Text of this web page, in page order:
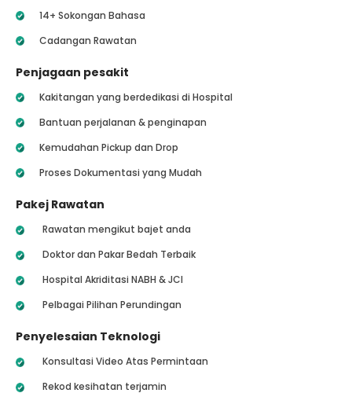
14+ Sokongan Bahasa
Cadangan Rawatan
Penjagaan pesakit
Kakitangan yang berdedikasi di Hospital
Bantuan perjalanan & penginapan
Kemudahan Pickup dan Drop
Proses Dokumentasi yang Mudah
Pakej Rawatan
Rawatan mengikut bajet anda
Doktor dan Pakar Bedah Terbaik
Hospital Akriditasi NABH & JCI
Pelbagai Pilihan Perundingan
Penyelesaian Teknologi
Konsultasi Video Atas Permintaan
Rekod kesihatan terjamin